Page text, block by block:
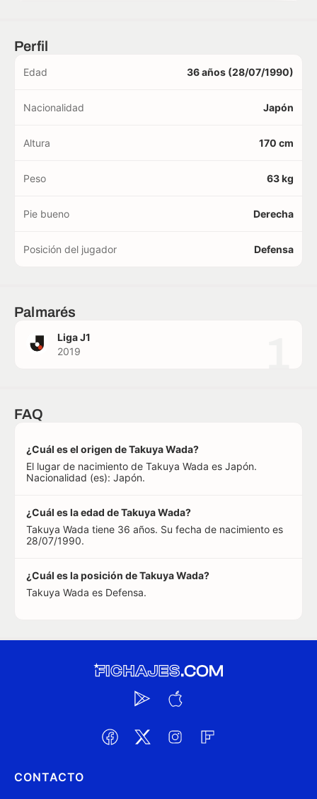
Perfil
Edad 36 años (28/07/1990)
Nacionalidad Japón
Altura 170 cm
Peso 63 kg
Pie bueno Derecha
Posición del jugador Defensa
Palmarés
Liga J1
2019
FAQ
¿Cuál es el origen de Takuya Wada?
El lugar de nacimiento de Takuya Wada es Japón.
Nacionalidad (es): Japón.
¿Cuál es la edad de Takuya Wada?
Takuya Wada tiene 36 años. Su fecha de nacimiento es
28/07/1990.
¿Cuál es la posición de Takuya Wada?
Takuya Wada es Defensa.
CONTACTO